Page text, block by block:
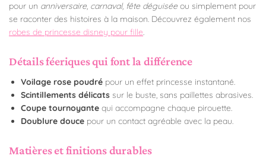
pour un anniversaire, carnaval, fête déguiséeou simplement pour
se raconter des histoires à la maison. Découvrez également nos
robes de princesse disney pour fille.
Détails féeriques qui font la différence
Voilage rose poudré pour un effet princesse instantané.
Scintillements délicats sur le buste, sans paillettes abrasives.
Coupe tournoyante qui accompagne chaque pirouette.
Doublure douce pour un contact agréable avec la peau.
Matières et finitions durables